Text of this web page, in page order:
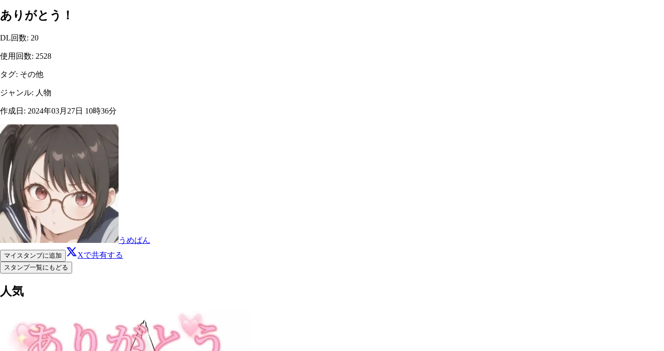
ありがとう！
DL回数: 20
使用回数: 2528
タグ: その他
ジャンル: 人物
作成日 : 2024年03月27日 10時36分
うめぱん
マイスタンプに追加 Xで共有する
スタンプ一覧にもどる
人気